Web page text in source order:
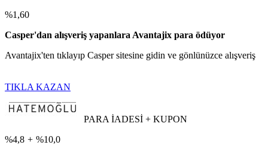
%1,60
Casper'dan alışveriş yapanlara Avantajix para ödüyor
Avantajix'ten tıklayıp Casper sitesine gidin ve gönlünüzce alışveriş
TIKLA KAZAN
PARA İADESİ + KUPON
%4,8 + %10,0